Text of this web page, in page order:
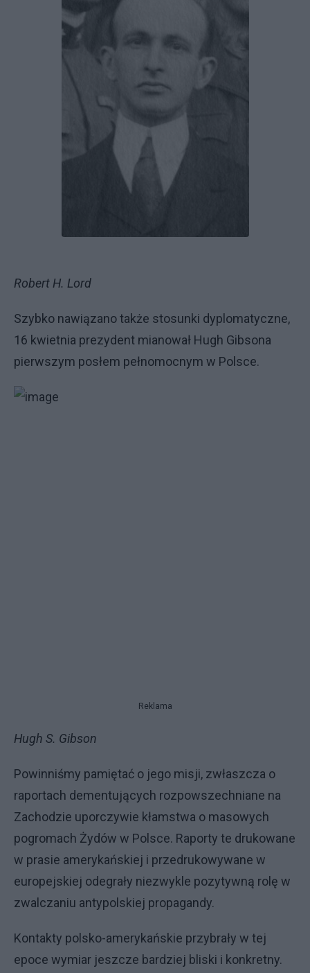
Robert H. Lord
Szybko nawiązano także stosunki dyplomatyczne,
16 kwietnia prezydent mianował Hugh Gibsona
pierwszym posłem pełnomocnym w Polsce.
Reklama
Hugh S. Gibson
Powinniśmy pamiętać o jego misji, zwłaszcza o
raportach dementujących rozpowszechniane na
Zachodzie uporczywie kłamstwa o masowych
pogromach Żydów w Polsce. Raporty te drukowane
w prasie amerykańskiej i przedrukowywane w
europejskiej odegrały niezwykle pozytywną rolę w
zwalczaniu antypolskiej propagandy.
Kontakty polsko-amerykańskie przybrały w tej
epoce wymiar jeszcze bardziej bliski i konkretny.